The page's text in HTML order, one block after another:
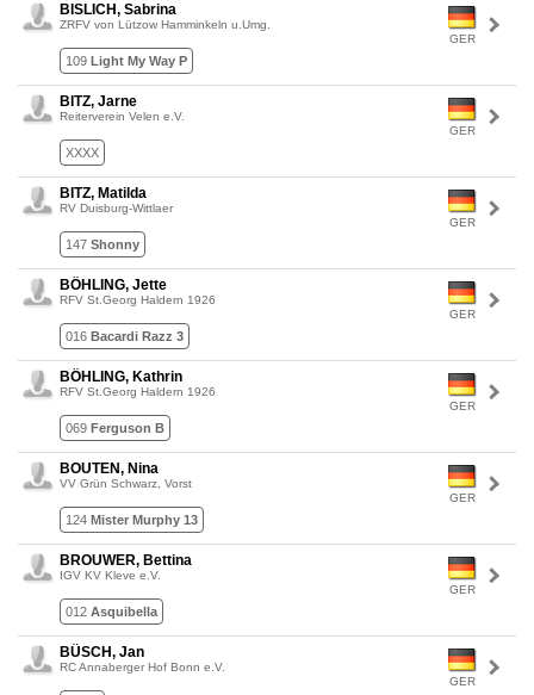
GER
BISLICH, Sabrina
ZRFV von Lützow Hamminkeln u.Umg.
109 Light My Way P
GER
BITZ, Jarne
Reiterverein Velen e.V.
XXXX
GER
BITZ, Matilda
RV Duisburg-Wittlaer
147 Shonny
GER
BÖHLING, Jette
RFV St.Georg Haldern 1926
016 Bacardi Razz 3
GER
BÖHLING, Kathrin
RFV St.Georg Haldern 1926
069 Ferguson B
GER
BOUTEN, Nina
VV Grün Schwarz, Vorst
124 Mister Murphy 13
GER
BROUWER, Bettina
IGV KV Kleve e.V.
012 Asquibella
GER
BÜSCH, Jan
RC Annaberger Hof Bonn e.V.